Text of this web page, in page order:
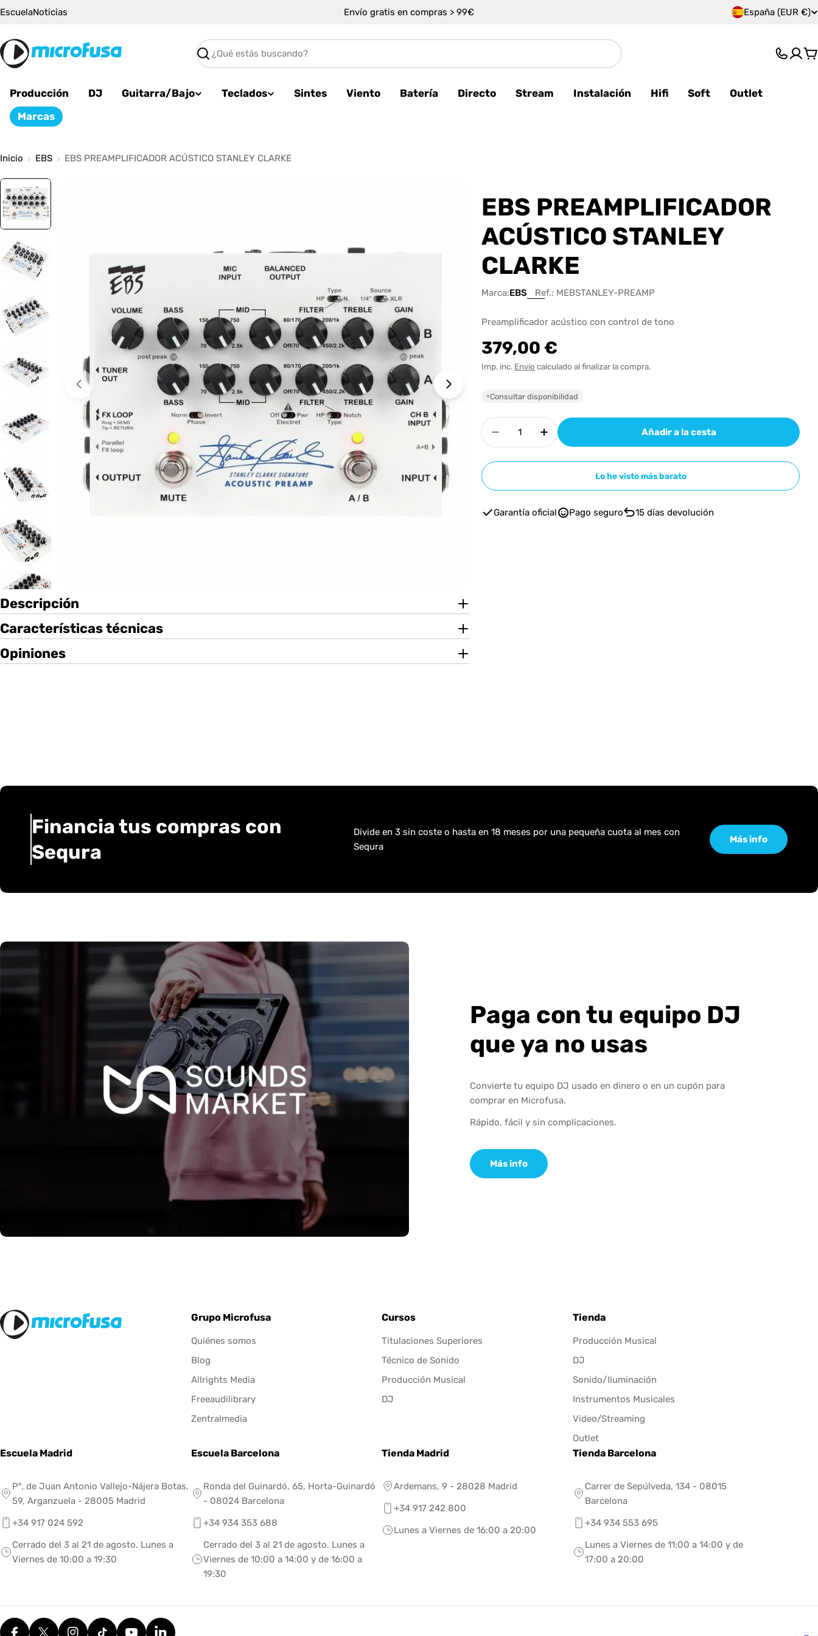
Saltar
EscuelaNoticias Envío gratis en compras > 99€
P
s
g
i
España (EUR €)
Buscar
Producción DJ Guitarra/Bajo Teclados Sintes Viento Batería Directo Stream Instalación Hifi Soft
Outlet
Marcas
Inicio EBS EBS PREAMPLIFICADOR ACÚSTICO STANLEY CLARKE
Abrir medios 0 en modal
Descripción
Características técnicas
Opiniones
EBS PREAMPLIFICADOR
ACÚSTICO STANLEY
CLARKE
Marca:EBS Ref.: MEBSTANLEY-PREAMP
Preamplificador acústico con control de tono
Precio
habitual
379,00 €
Imp. inc. Envío calculado al finalizar la compra.
○Consultar disponibilidad
Cantidad
Disminuir cantidad para EBS PREAMPLIFICADOR
Aumentar cantidad para EBS PREAMPLIFICADOR
Añadir a la cesta
Lo he visto más barato
Garantía oficial Pago seguro 15 días devolución
Financia tus compras con
Sequra
Divide en 3 sin coste o hasta en 18 meses por una pequeña cuota al mes con
Sequra
Más info
Paga con tu equipo DJ
que ya no usas
Convierte tu equipo DJ usado en dinero o en un cupón para
comprar en Microfusa.
Rápido, fácil y sin complicaciones.
Más info
Grupo Microfusa
Quiénes somos
Blog
Allrights Media
Freeaudilibrary
Zentralmedia
Cursos
Titulaciones Superiores
Técnico de Sonido
Producción Musical
DJ
Tienda
Producción Musical
DJ
Sonido/Iluminación
Instrumentos Musicales
Video/Streaming
Outlet
Escuela Madrid
Pº. de Juan Antonio Vallejo-Nájera Botas,
59, Arganzuela - 28005 Madrid
+34 917 024 592
Cerrado del 3 al 21 de agosto. Lunes a
Viernes de 10:00 a 19:30
Escuela Barcelona
Ronda del Guinardó, 65, Horta-Guinardó
- 08024 Barcelona
+34 934 353 688
Cerrado del 3 al 21 de agosto. Lunes a
Viernes de 10:00 a 14:00 y de 16:00 a
19:30
Tienda Madrid
Ardemans, 9 - 28028 Madrid
+34 917 242 800
Lunes a Viernes de 16:00 a 20:00
Tienda Barcelona
Carrer de Sepúlveda, 134 - 08015
Barcelona
+34 934 553 695
Lunes a Viernes de 11:00 a 14:00 y de
17:00 a 20:00